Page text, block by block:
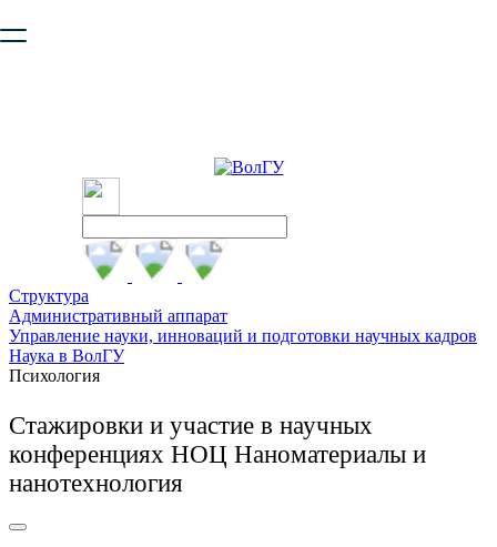
безопасную работу с сайтом. Пожалуйста
Структура
Административный аппарат
Управление науки, инноваций и подготовки научных кадров
Наука в ВолГУ
Психология
Стажировки и участие в научных
конференциях НОЦ Наноматериалы и
нанотехнология